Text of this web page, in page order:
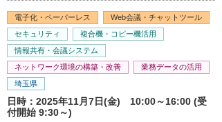
電子化・ペーパーレス
Web会議・チャットツール
セキュリティ
複合機・コピー機活用
情報共有・会議システム
ネットワーク環境の構築・改善
業務データの活用
埼玉県
日時：2025年11月7日(金) 10:00～16:00 (受
付開始 9:30～)